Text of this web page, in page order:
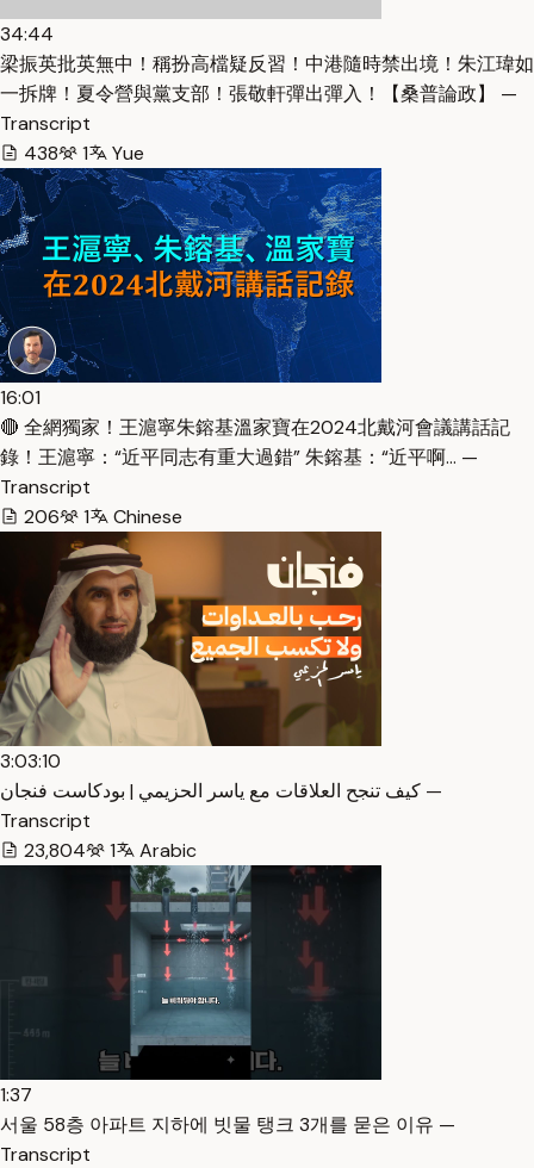
34:44
梁振英批英無中！稱扮高檔疑反習！中港隨時禁出境！朱江瑋如
一拆牌！夏令營與黨支部！張敬軒彈出彈入！【桑普論政】 —
Transcript
438
1 Yue
16:01
🔴 全網獨家！王滬寧朱鎔基溫家寶在2024北戴河會議講話記
錄！王滬寧：“近平同志有重大過錯” 朱鎔基：“近平啊… —
Transcript
206
1 Chinese
3:03:10
كيف تنجح العلاقات مع ياسر الحزيمي | بودكاست فنجان —
Transcript
23,804
1 Arabic
1:37
서울 58층 아파트 지하에 빗물 탱크 3개를 묻은 이유 —
Transcript